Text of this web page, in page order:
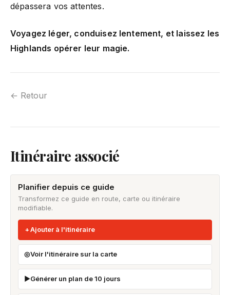
dépassera vos attentes.
Voyagez léger, conduisez lentement, et laissez les
Highlands opérer leur magie.
← Retour
Itinéraire associé
Planifier depuis ce guide
Transformez ce guide en route, carte ou itinéraire
modifiable.
Ajouter à l'itinéraire
Voir l'itinéraire sur la carte
Générer un plan de 10 jours